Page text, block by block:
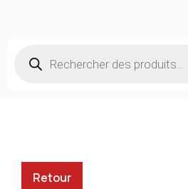
Retour